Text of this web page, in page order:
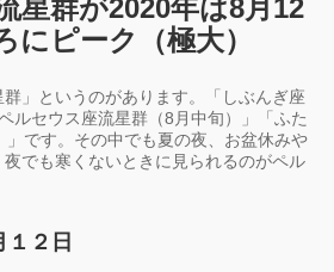
星群が2020年は8月12
にピーク（極大）
」というのがあります。「しぶんぎ座
ルセウス座流星群（8月中旬）」「ふた
」です。その中でも夏の夜、お盆休みや
でも寒くないときに見られるのがペル
１２日